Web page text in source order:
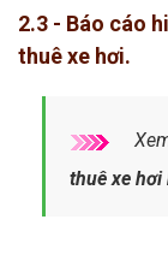
2.3 - Báo cáo
thuê xe hơi.
thuê xe hơi